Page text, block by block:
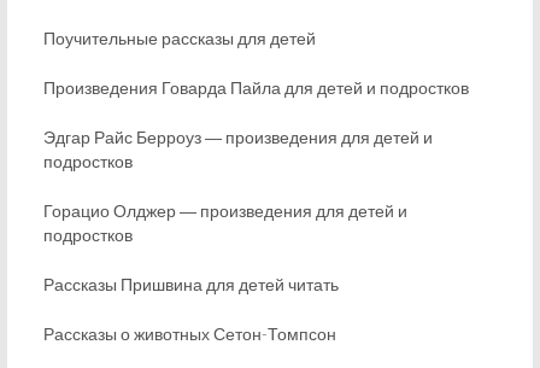
Поучительные рассказы для детей
Произведения Говарда Пайла для детей и подростков
Эдгар Райс Берроуз ― произведения для детей и
подростков
Горацио Олджер ― произведения для детей и
подростков
Рассказы Пришвина для детей читать
Рассказы о животных Сетон-Томпсон